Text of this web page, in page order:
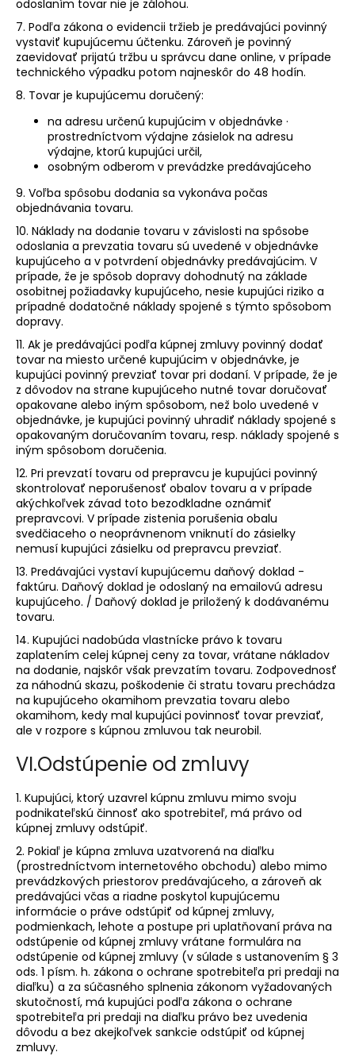
odoslaním tovar nie je zálohou.
7. Podľa zákona o evidencii tržieb je predávajúci povinný
vystaviť kupujúcemu účtenku. Zároveň je povinný
zaevidovať prijatú tržbu u správcu dane online, v prípade
technického výpadku potom najneskôr do 48 hodín.
8. Tovar je kupujúcemu doručený:
na adresu určenú kupujúcim v objednávke ·
prostredníctvom výdajne zásielok na adresu
výdajne, ktorú kupujúci určil,
osobným odberom v prevádzke predávajúceho
9. Voľba spôsobu dodania sa vykonáva počas
objednávania tovaru.
10. Náklady na dodanie tovaru v závislosti na spôsobe
odoslania a prevzatia tovaru sú uvedené v objednávke
kupujúceho a v potvrdení objednávky predávajúcim. V
prípade, že je spôsob dopravy dohodnutý na základe
osobitnej požiadavky kupujúceho, nesie kupujúci riziko a
prípadné dodatočné náklady spojené s týmto spôsobom
dopravy.
11. Ak je predávajúci podľa kúpnej zmluvy povinný dodať
tovar na miesto určené kupujúcim v objednávke, je
kupujúci povinný prevziať tovar pri dodaní. V prípade, že je
z dôvodov na strane kupujúceho nutné tovar doručovať
opakovane alebo iným spôsobom, než bolo uvedené v
objednávke, je kupujúci povinný uhradiť náklady spojené s
opakovaným doručovaním tovaru, resp. náklady spojené s
iným spôsobom doručenia.
12. Pri prevzatí tovaru od prepravcu je kupujúci povinný
skontrolovať neporušenosť obalov tovaru a v prípade
akýchkoľvek závad toto bezodkladne oznámiť
prepravcovi. V prípade zistenia porušenia obalu
svedčiaceho o neoprávnenom vniknutí do zásielky
nemusí kupujúci zásielku od prepravcu prevziať.
13. Predávajúci vystaví kupujúcemu daňový doklad -
faktúru. Daňový doklad je odoslaný na emailovú adresu
kupujúceho. / Daňový doklad je priložený k dodávanému
tovaru.
14. Kupujúci nadobúda vlastnícke právo k tovaru
zaplatením celej kúpnej ceny za tovar, vrátane nákladov
na dodanie, najskôr však prevzatím tovaru. Zodpovednosť
za náhodnú skazu, poškodenie či stratu tovaru prechádza
na kupujúceho okamihom prevzatia tovaru alebo
okamihom, kedy mal kupujúci povinnosť tovar prevziať,
ale v rozpore s kúpnou zmluvou tak neurobil.
VI.Odstúpenie od zmluvy
1. Kupujúci, ktorý uzavrel kúpnu zmluvu mimo svoju
podnikateľskú činnosť ako spotrebiteľ, má právo od
kúpnej zmluvy odstúpiť.
2. Pokiaľ je kúpna zmluva uzatvorená na diaľku
(prostredníctvom internetového obchodu) alebo mimo
prevádzkových priestorov predávajúceho, a zároveň ak
predávajúci včas a riadne poskytol kupujúcemu
informácie o práve odstúpiť od kúpnej zmluvy,
podmienkach, lehote a postupe pri uplatňovaní práva na
odstúpenie od kúpnej zmluvy vrátane formulára na
odstúpenie od kúpnej zmluvy (v súlade s ustanovením § 3
ods. 1 písm. h. zákona o ochrane spotrebiteľa pri predaji na
diaľku) a za súčasného splnenia zákonom vyžadovaných
skutočností, má kupujúci podľa zákona o ochrane
spotrebiteľa pri predaji na diaľku právo bez uvedenia
dôvodu a bez akejkoľvek sankcie odstúpiť od kúpnej
zmluvy.